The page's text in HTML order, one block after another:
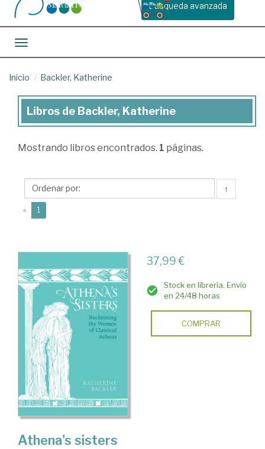
Busqueda avanzada
Toggle navigation
Inicio Backler, Katherine
Libros
Backler,
Libros de Backler, Katherine
Mostrando libros encontrados. 1 páginas.
↑
« 1
37,99 €
Stock en librería. Envío
en 24/48 horas
COMPRAR
Athena's sisters